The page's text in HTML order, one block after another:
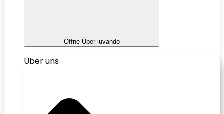
Öffne Über iuvando
Über uns